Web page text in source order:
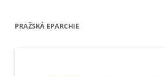
PRAŽSKÁ EPARCHIE